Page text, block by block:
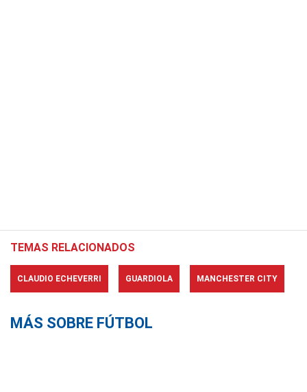
TEMAS RELACIONADOS
CLAUDIO ECHEVERRI GUARDIOLA MANCHESTER CITY
MÁS SOBRE FÚTBOL